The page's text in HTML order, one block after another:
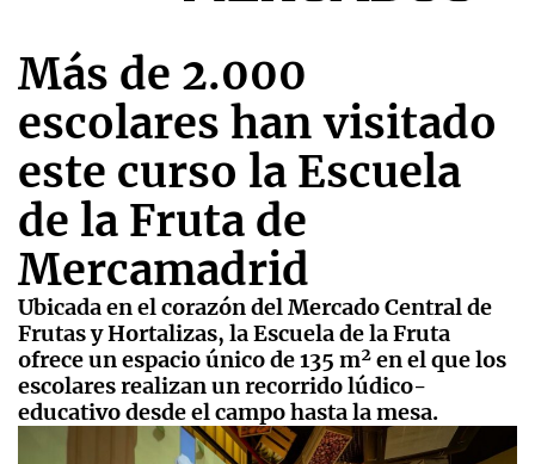
Más de 2.000
escolares han visitado
este curso la Escuela
de la Fruta de
Mercamadrid
Ubicada en el corazón del Mercado Central de
Frutas y Hortalizas, la Escuela de la Fruta
ofrece un espacio único de 135 m² en el que los
escolares realizan un recorrido lúdico-
educativo desde el campo hasta la mesa.